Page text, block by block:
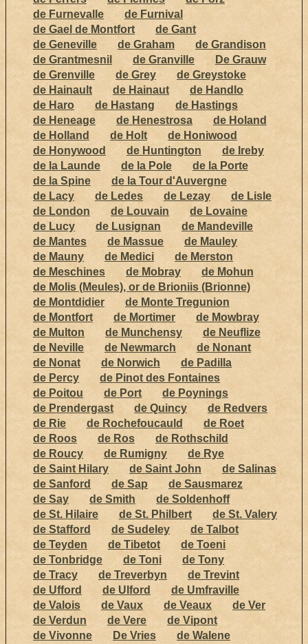
de Furnevalle
de Furnival
de Gael de Montfort
de Gant
de Geneville
de Graham
de Grandison
de Grantmesnil
de Granville
De Grauw
de Grenville
de Grey
de Greystoke
de Hainault
de Hainaut
de Handlo
de Haro
de Hastang
de Hastings
de Heneage
de Henestrosa
de Holand
de Holland
de Holt
de Honiwood
de Honywood
de Huntington
de Ireby
de la Launde
de la Pole
de la Porte
de la Spine
de la Tour d'Auvergne
de Lacy
de Ledes de Lezay
de Lisle
de London
de Louvain
de Lovaine
de Lucy
de Lusignan
de Mandeville
de Mantes
de Massue
de Mauley
de Mauny
de Medici
de Merston
de Meschines
de Mobray
de Mohun
de Molis (Meules), or de Brioniis (Brionne)
de Montdidier
de Monte Tregunion
de Montfort
de Mortimer
de Mowbray
de Multon
de Munchensy
de Neuflize
de Neville
de Newmarch
de Nonant
de Nonat
de Norwich
de Padilla
de Percy
de Pinot des Fontaines
de Poitou
de Port
de Poynings
de Prendergast
de Quincy
de Redvers
de Rie
de Rochefoucauld
de Roet
de Roos
de Ros
de Rothschild
de Roucy
de Rumigny
de Rye
de Saint Hilary
de Saint John
de Salinas
de Sanford
de Sap
de Sausmarez
de Say
de Smith
de Soldenhoff
de St. Hilaire
de St. Philbert
de St. Valery
de Stafford
de Sudeley
de Talbot
de Teyden
de Tibetot
de Toeni
de Tonbridge
de Toni
de Tony
de Tracy
de Treverbyn
de Trevint
de Ufford
de Ulford
de Umfraville
de Valois
de Vaux de Veaux
de Ver
de Verdun
de Vere
de Vipont
de Vivonne
De Vries
de Walene